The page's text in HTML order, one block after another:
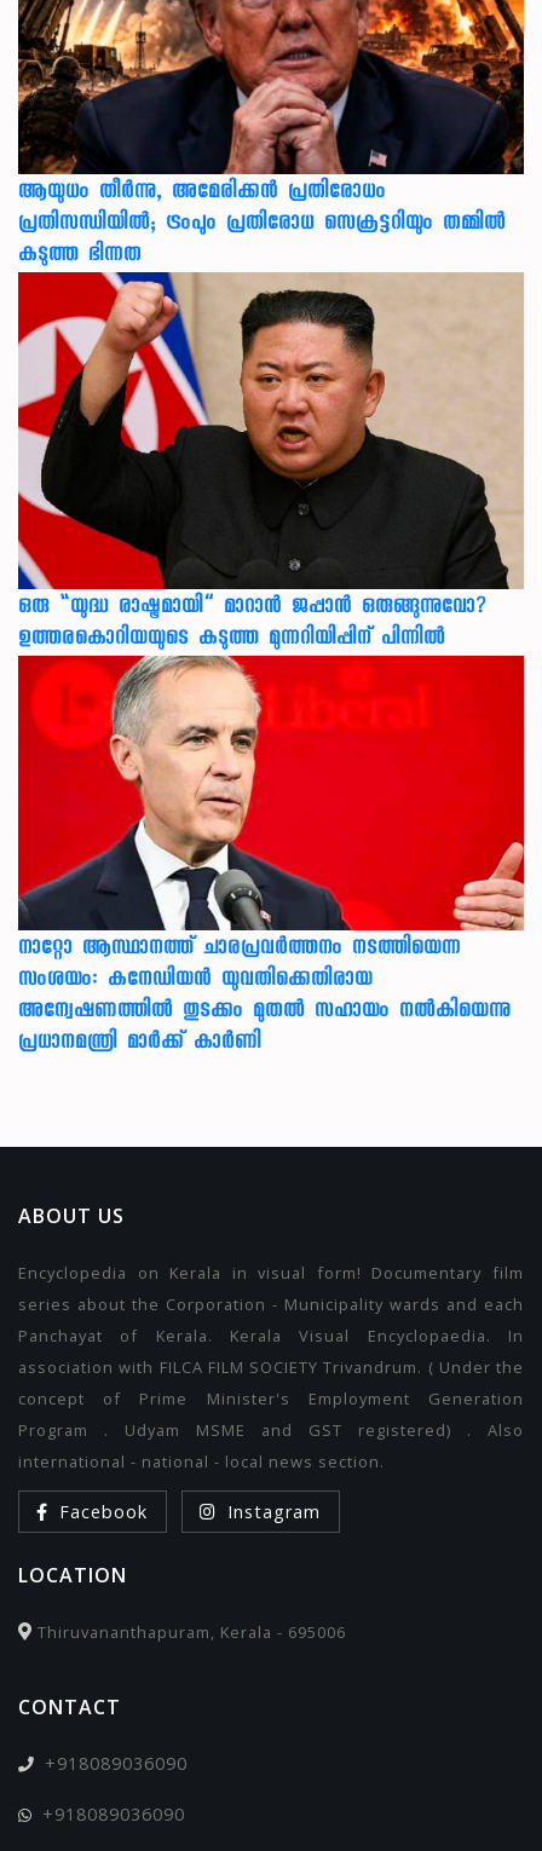
ആയുധം തീർന്നു, അമേരിക്കൻ പ്രതിരോധം
പ്രതിസന്ധിയിൽ; ട്രംപും പ്രതിരോധ സെക്രട്ടറിയും തമ്മിൽ
കടുത്ത ഭിന്നത
ഒരു “യുദ്ധ രാഷ്ട്രമായി” മാറാൻ ജപ്പാൻ ഒരുങ്ങുന്നുവോ?
ഉത്തരകൊറിയയുടെ കടുത്ത മുന്നറിയിപ്പിന് പിന്നിൽ
നാറ്റോ ആസ്ഥാനത്ത് ചാരപ്രവര്‍ത്തനം നടത്തിയെന്ന
സംശയം: കനേഡിയന്‍ യുവതിക്കെതിരായ
അന്വേഷണത്തില്‍ തുടക്കം മുതല്‍ സഹായം നല്‍കിയെന്നു
പ്രധാനമന്ത്രി മാര്‍ക്ക് കാര്‍ണി
ABOUT US
Encyclopedia on Kerala in visual form! Documentary film
series about the Corporation - Municipality wards and each
Panchayat of Kerala. Kerala Visual Encyclopaedia. In
association with FILCA FILM SOCIETY Trivandrum. ( Under the
concept of Prime Minister's Employment Generation
Program . Udyam MSME and GST registered) . Also
international - national - local news section.
Facebook Instagram
LOCATION
Thiruvananthapuram, Kerala - 695006
CONTACT
+918089036090
+918089036090